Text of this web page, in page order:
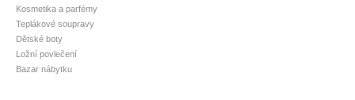
Kosmetika a parfémy
Teplákové soupravy
Dětské boty
Ložní povlečení
Bazar nábytku